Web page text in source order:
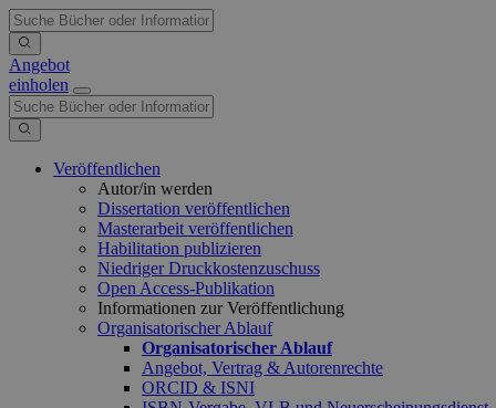
Angebot
einholen
Veröffentlichen
Autor/in werden
Dissertation veröffentlichen
Masterarbeit veröffentlichen
Habilitation publizieren
Niedriger Druckkostenzuschuss
Open Access-Publikation
Informationen zur Veröffentlichung
Organisatorischer Ablauf
Organisatorischer Ablauf
Angebot, Vertrag & Autorenrechte
ORCID & ISNI